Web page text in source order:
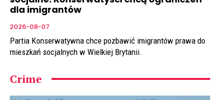
dla imigrantów
2026-08-07
Partia Konserwatywna chce pozbawić imigrantów prawa do
mieszkań socjalnych w Wielkiej Brytanii.
Crime